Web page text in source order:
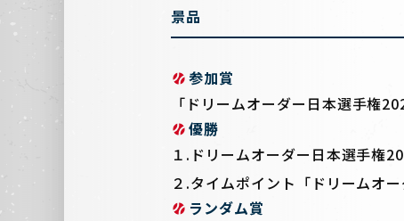
景品
参加賞
「ドリームオーダー日本選手権
優勝
１.ドリームオーダー日本選手権
２.タイムポイント「ドリームオ
ランダム賞